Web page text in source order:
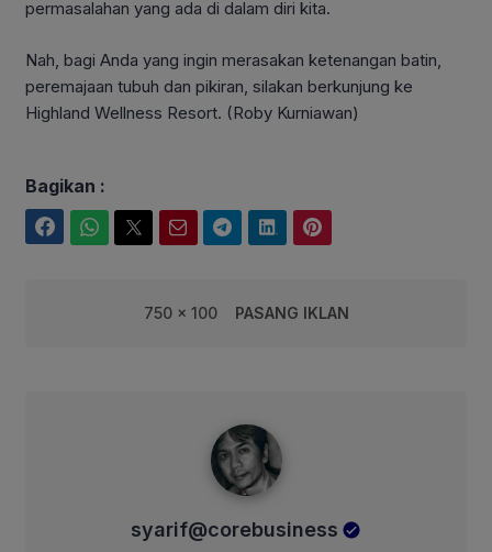
permasalahan yang ada di dalam diri kita.
Nah, bagi Anda yang ingin merasakan ketenangan batin,
peremajaan tubuh dan pikiran, silakan berkunjung ke
Highland Wellness Resort. (Roby Kurniawan)
Bagikan :
750 x 100 PASANG IKLAN
syarif@corebusiness